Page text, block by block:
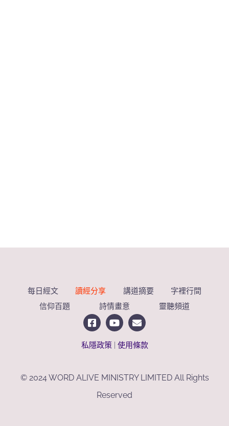
每日經文 讀經分享 講道摘要
字裡行間
信仰百題
詩情畫意 靈聽頻道
私隱政策| 使用條款
© 2024 WORD ALIVE MINISTRY LIMITED All Rights
Reserved